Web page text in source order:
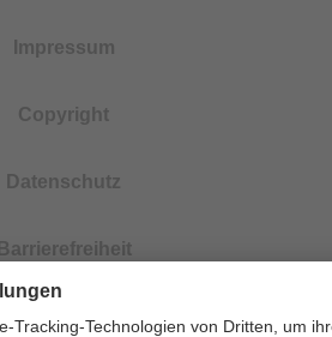
Impressum
Copyright
Datenschutz
Barrierefreiheit